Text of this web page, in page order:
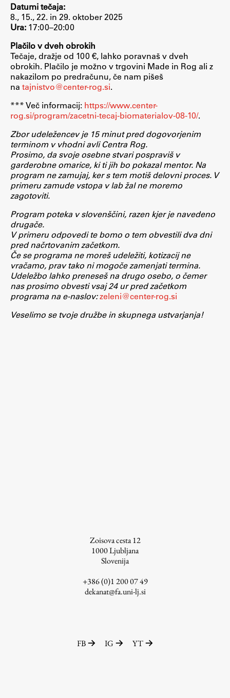
Raziskovalni projekti
Dosežki
Inštituti
Svetlobni LAB
Delo
Seminarji
Seminarske teme
Gostujoči profesor
Delavnice
Ekskurzije
Natečaji
Zaključna dela
Razvojno sodelovanje in humanitarna pomoč
Založništvo
Datumi tečaja:
8., 15., 22. in 29. oktober 2025
Ura: 17:00–20:00
Plačilo v dveh obrokih
Tečaje, dražje od 100 €, lahko poravnaš v dveh
obrokih. Plačilo je možno v trgovini Made in Rog ali z
nakazilom po predračunu, če nam pišeš
na tajnistvo@center-rog.si.
*** Več informacij: https://www.center-
rog.si/program/zacetni-tecaj-biomaterialov-08-10/.
Zbor udeležencev je 15 minut pred dogovorjenim
terminom v vhodni avli Centra Rog.
Prosimo, da svoje osebne stvari pospraviš v
garderobne omarice, ki ti jih bo pokazal mentor. Na
program ne zamujaj, ker s tem motiš delovni proces. V
primeru zamude vstopa v lab žal ne moremo
zagotoviti.
Program poteka v slovenščini, razen kjer je navedeno
drugače.
V primeru odpovedi te bomo o tem obvestili dva dni
pred načrtovanim začetkom.
Če se programa ne moreš udeležiti, kotizacij ne
vračamo, prav tako ni mogoče zamenjati termina.
Udeležbo lahko preneseš na drugo osebo, o čemer
nas prosimo obvesti vsaj 24 ur pred začetkom
programa na e-naslov:zeleni@center-rog.si
Veselimo se tvoje družbe in skupnega ustvarjanja!
Zoisova cesta 12
1000Ljubljana
Slovenija
+386 (0)1 200 07 49
dekanat@fa.uni-lj.si
FB IG YT